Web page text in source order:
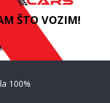
ŠTO VOZIM!
100%